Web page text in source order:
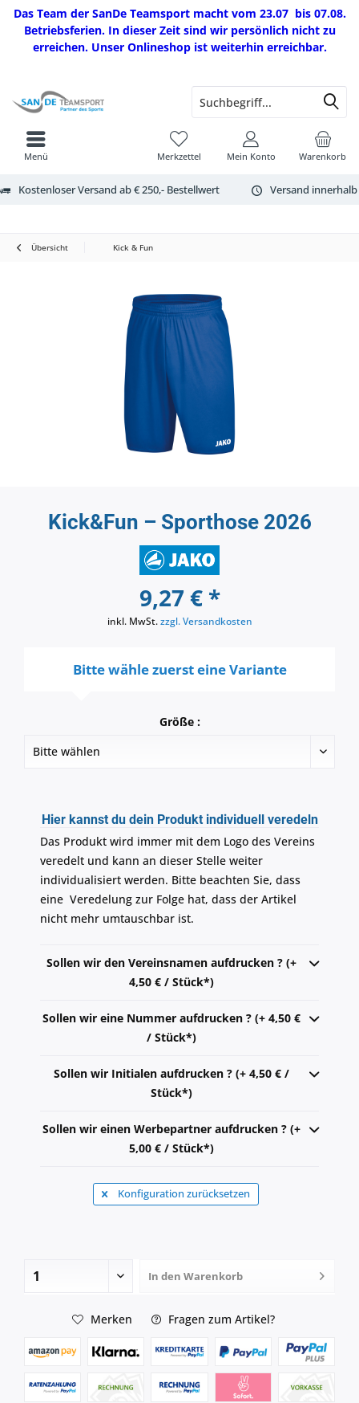
Das Team der SanDe Teamsport macht vom 23.07 bis 07.08.
Betriebsferien. In dieser Zeit sind wir persönlich nicht zu
erreichen. Unser Onlineshop ist weiterhin erreichbar.
Kostenloser Versand ab € 250,- Bestellwert Versand
Warenkorb
Merkzettel Mein Konto
Menü
Übersicht Kick & Fun
Kick&Fun – Sporthose 2026
9,27 € *
inkl. MwSt.zzgl. Versandkosten
Bitte wähle zuerst eine Variante
Größe :
Hier kannst du dein Produkt individuell veredeln
Das Produkt wird immer mit dem Logo des Vereins
veredelt und kann an dieser Stelle weiter
individualisiert werden. Bitte beachten Sie, dass
eine Veredelung zur Folge hat, dass der Artikel
nicht mehr umtauschbar ist.
Sollen wir den Vereinsnamen aufdrucken ? (+
4,50 € / Stück*)
Sollen wir eine Nummer aufdrucken ? (+ 4,50 €
/ Stück*)
Sollen wir Initialen aufdrucken ? (+ 4,50 € /
Stück*)
Sollen wir einen Werbepartner aufdrucken ? (+
5,00 € / Stück*)
Konfiguration zurücksetzen
In den Warenkorb
Merken Fragen zum Artikel?